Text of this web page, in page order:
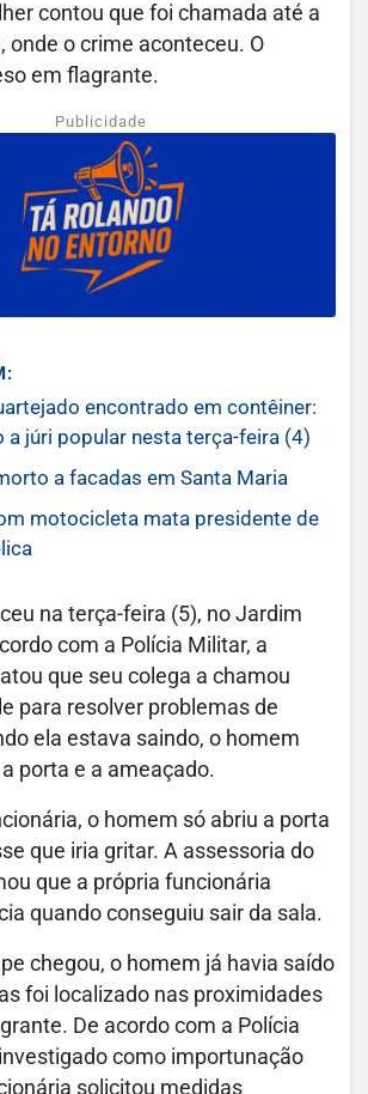
contou que foi chamada até a
onde o crime aconteceu. O
em flagrante.
Publicidade
encontrado em contêiner:
a júri popular nesta terça-feira (4)
a facadas em Santa Maria
motocicleta mata presidente de
na terça-feira (5), no Jardim
com a Polícia Militar, a
que seu colega a chamou
para resolver problemas de
ela estava saindo, o homem
porta e a ameaçado.
o homem só abriu a porta
que iria gritar. A assessoria do
que a própria funcionária
quando conseguiu sair da sala.
chegou, o homem já havia saído
foi localizado nas proximidades
De acordo com a Polícia
como importunação
solicitou medidas